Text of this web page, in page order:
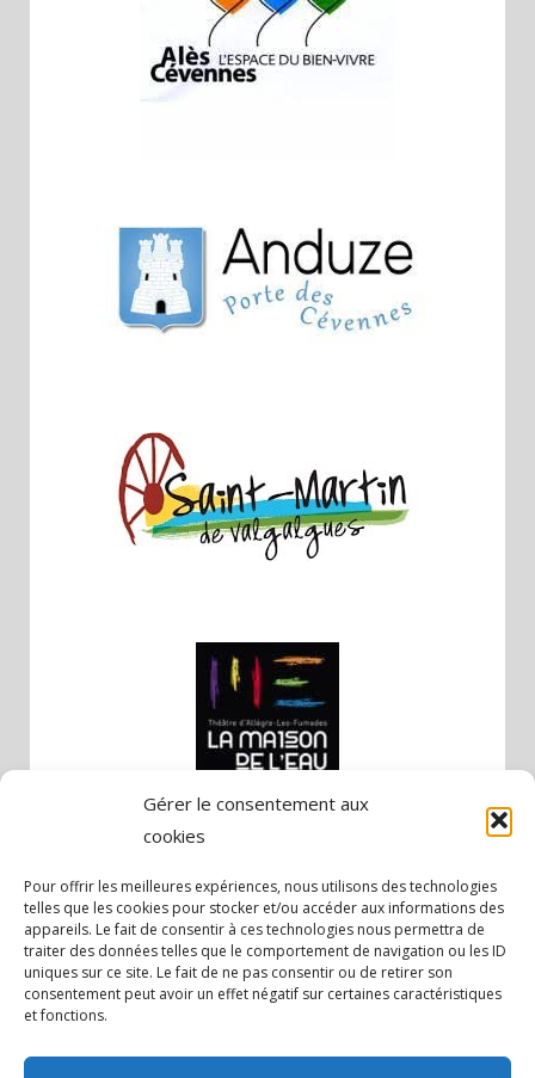
Gérer le consentement aux
cookies
Pour offrir les meilleures expériences, nous utilisons des technologies
telles que les cookies pour stocker et/ou accéder aux informations des
appareils. Le fait de consentir à ces technologies nous permettra de
traiter des données telles que le comportement de navigation ou les ID
uniques sur ce site. Le fait de ne pas consentir ou de retirer son
consentement peut avoir un effet négatif sur certaines caractéristiques
et fonctions.